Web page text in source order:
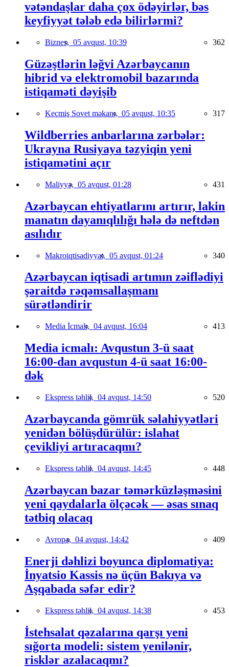
vətəndaşlar daha çox ödəyirlər, bəs
keyfiyyət tələb edə bilirlərmi?
Biznes, 05 avqust, 10:39 362
Güzəştlərin ləğvi Azərbaycanın
hibrid və elektromobil bazarında
istiqaməti dəyişib
Keçmiş Sovet məkanı, 05 avqust, 10:35 317
Wildberries anbarlarına zərbələr:
Ukrayna Rusiyaya təzyiqin yeni
istiqamətini açır
Maliyyə, 05 avqust, 01:28 431
Azərbaycan ehtiyatlarını artırır, lakin
manatın dayanıqlılığı hələ də neftdən
asılıdır
Makroiqtisadiyyat, 05 avqust, 01:24 340
Azərbaycan iqtisadi artımın zəiflədiyi
şəraitdə rəqəmsallaşmanı
sürətləndirir
Media İcmalı, 04 avqust, 16:04 413
Media icmalı: Avqustun 3-ü saat
16:00-dan avqustun 4-ü saat 16:00-
dək
Ekspress təhlil, 04 avqust, 14:50 520
Azərbaycanda gömrük səlahiyyətləri
yenidən bölüşdürülür: islahat
çevikliyi artıracaqmı?
Ekspress təhlil, 04 avqust, 14:45 448
Azərbaycan bazar təmərküzləşməsini
yeni qaydalarla ölçəcək — əsas sınaq
tətbiq olacaq
Avropa, 04 avqust, 14:42 409
Enerji dəhlizi boyunca diplomatiya:
İnyatsio Kassis nə üçün Bakıya və
Aşqabada səfər edir?
Ekspress təhlil, 04 avqust, 14:38 453
İstehsalat qəzalarına qarşı yeni
sığorta modeli: sistem yenilənir,
risklər azalacaqmı?